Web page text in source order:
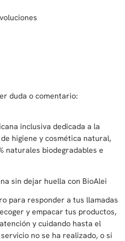
duda o comentario:
inclusiva dedicada a la
higiene y cosmética natural,
naturales biodegradables e
sin dejar huella con BioAlei
para responder a tus llamadas
y empacar tus productos,
y cuidando hasta el
no se ha realizado, o si